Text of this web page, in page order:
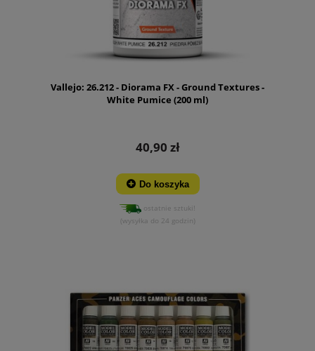
Vallejo: 26.212 - Diorama FX - Ground Textures -
White Pumice (200 ml)
40,90 zł
Do koszyka
ostatnie sztuki!
(wysyłka do 24 godzin)